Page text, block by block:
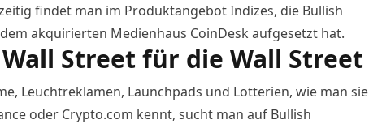
findet man im Produktangebot Indizes, die Bullish
akquirierten Medienhaus CoinDesk aufgesetzt hat.
Street für die Wall Street
Leuchtreklamen, Launchpads und Lotterien, wie man sie
oder Crypto.com kennt, sucht man auf Bullish